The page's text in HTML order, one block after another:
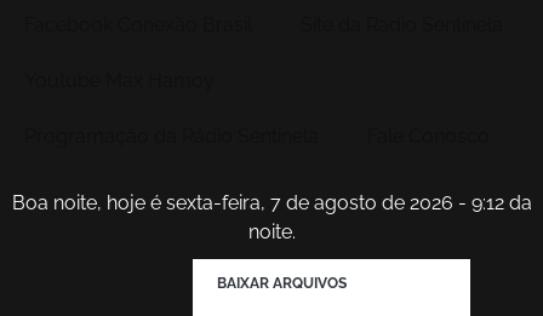
Boa noite, hoje é sexta-feira, 7 de agosto de 2026 - 9:12 da
noite.
BAIXAR ARQUIVOS